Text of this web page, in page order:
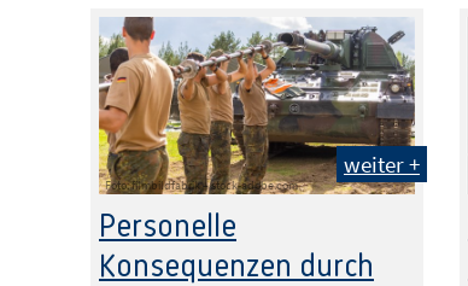
Foto: filmbildfabrik – stock-adobe.com
weiter +
Personelle
Konsequenzen durch